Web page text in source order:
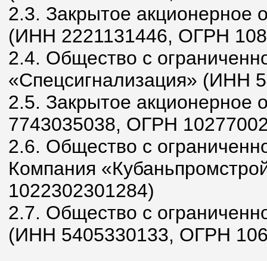
2.3. Закрытое акционерное
(ИНН 2221131446, ОГРН
2.4. Общество с
«Спецсигнализация» (ИНН
2.5. Закрытое
7743035038, ОГРН
2.6. Общество с
Компания
1022302301284)
2.7. Общество с
(ИНН 5405330133, ОГРН